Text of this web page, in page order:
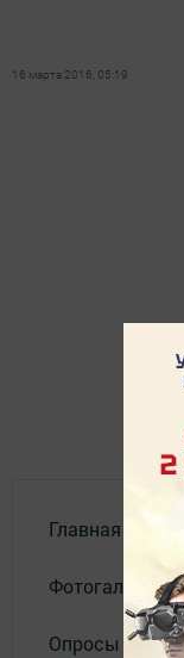
16 марта 2016, 05:19
Главная
Фотогалереи
Опросы